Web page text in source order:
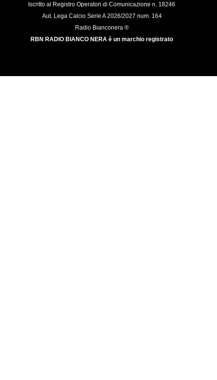
Iscritto al Registro Operatori di Comunicazione n. 18246
Aut. Lega Calcio Serie A 2026/2027 num. 164
Radio Bianconera ®
RBN RADIO BIANCO NERA è un marchio registrato